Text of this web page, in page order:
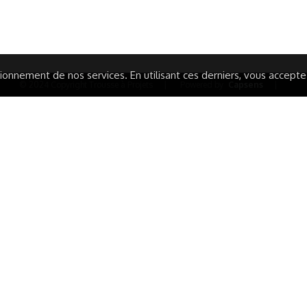
de nos services. En utilisant ces derniers, vous